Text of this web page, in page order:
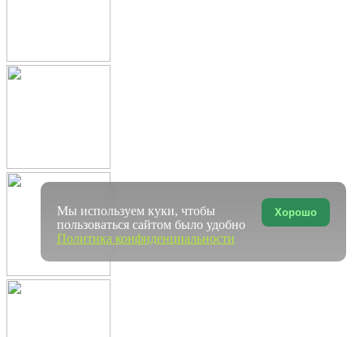
Хорошо
Мы используем куки, чтобы
пользоваться сайтом было удобно
Политика конфиденциальности